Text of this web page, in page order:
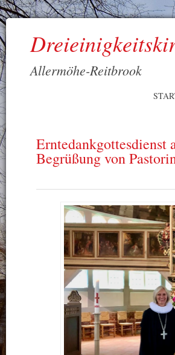
Allermöhe-Reitbrook
Erntedankgottesdienst
Begrüßung von